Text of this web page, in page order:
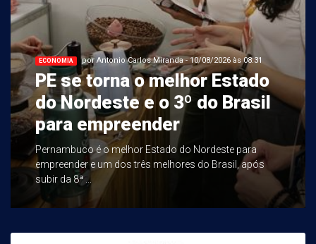
ECONOMIA por Antonio Carlos Miranda - 10/08/2026 às 08:31
PE se torna o melhor Estado
do Nordeste e o 3º do Brasil
para empreender
Pernambuco é o melhor Estado do Nordeste para
empreender e um dos três melhores do Brasil, após
subir da 8ª ...